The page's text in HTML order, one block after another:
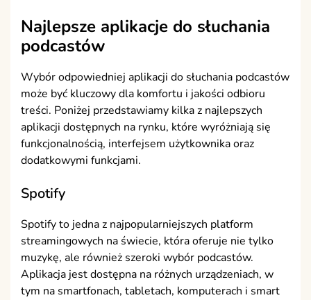
Najlepsze aplikacje do słuchania
podcastów
Wybór odpowiedniej aplikacji do słuchania podcastów
może być kluczowy dla komfortu i jakości odbioru
treści. Poniżej przedstawiamy kilka z najlepszych
aplikacji dostępnych na rynku, które wyróżniają się
funkcjonalnością, interfejsem użytkownika oraz
dodatkowymi funkcjami.
Spotify
Spotify to jedna z najpopularniejszych platform
streamingowych na świecie, która oferuje nie tylko
muzykę, ale również szeroki wybór podcastów.
Aplikacja jest dostępna na różnych urządzeniach, w
tym na smartfonach, tabletach, komputerach i smart